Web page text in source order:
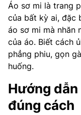
Áo sơ mi là trang
của bất kỳ ai, đặc
áo sơ mi mà nhăn
của áo. Biết cách
phẳng phiu, gọn
huống.
Hướng
đúng cách